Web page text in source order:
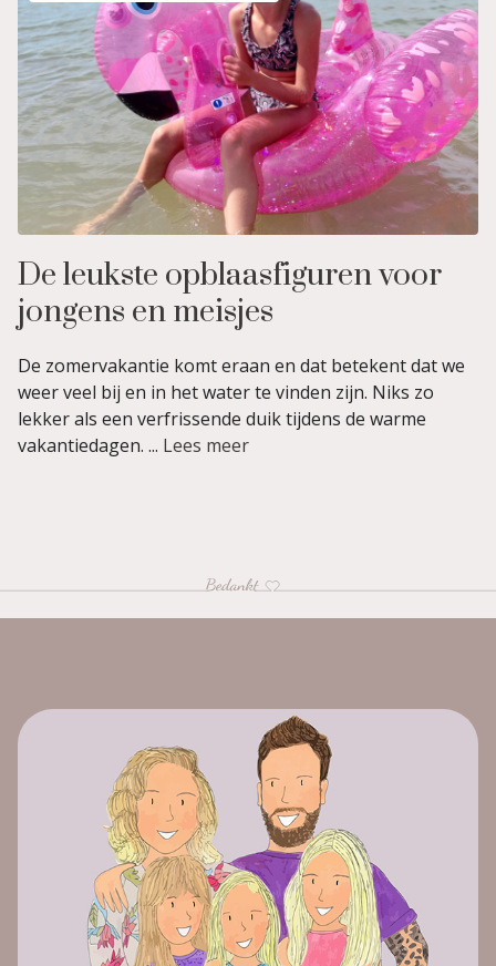
De leukste opblaasfiguren voor
jongens en meisjes
De zomervakantie komt eraan en dat betekent dat we
weer veel bij en in het water te vinden zijn. Niks zo
lekker als een verfrissende duik tijdens de warme
vakantiedagen. ... Lees meer